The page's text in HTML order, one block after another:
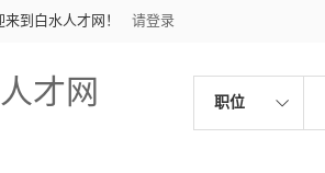
到白水人才网！ 请登录
才网 职位